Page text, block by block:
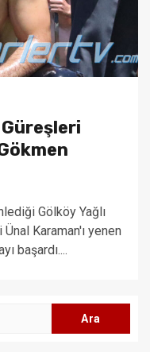
Güreşleri
Gölköy Yağlı
Karaman'ı yenen
başardı....